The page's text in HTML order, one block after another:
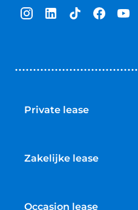
sterren
Private lease
Aanbod private lease
Zakelijke lease
Aanbod zakelijke lease
Occasion lease